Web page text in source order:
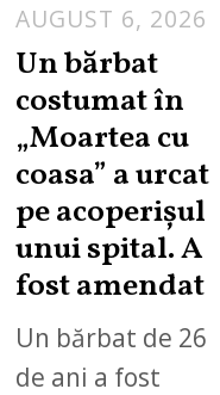
AUGUST 6, 2026
Un bărbat
costumat în
„Moartea cu
coasa” a urcat
pe acoperișul
unui spital. A
fost amendat
Un bărbat de 26
de ani a fost